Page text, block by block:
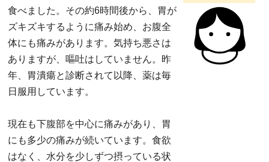
食べました。その約6時間後から、胃が
ズキズキするように痛み始め、お腹全
体にも痛みがあります。気持ち悪さは
ありますが、嘔吐はしていません。昨
年、胃潰瘍と診断されて以降、薬は毎
日服用しています。
現在も下腹部を中心に痛みがあり、胃
にも多少の痛みが続いています。食欲
はなく、水分を少しずつ摂っている状